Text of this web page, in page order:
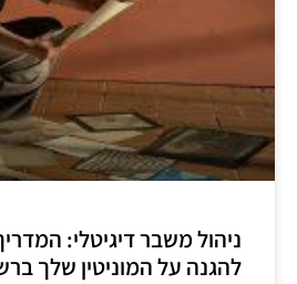
ניהול משבר דיגיטלי:
להגנה על המוניטין שלך